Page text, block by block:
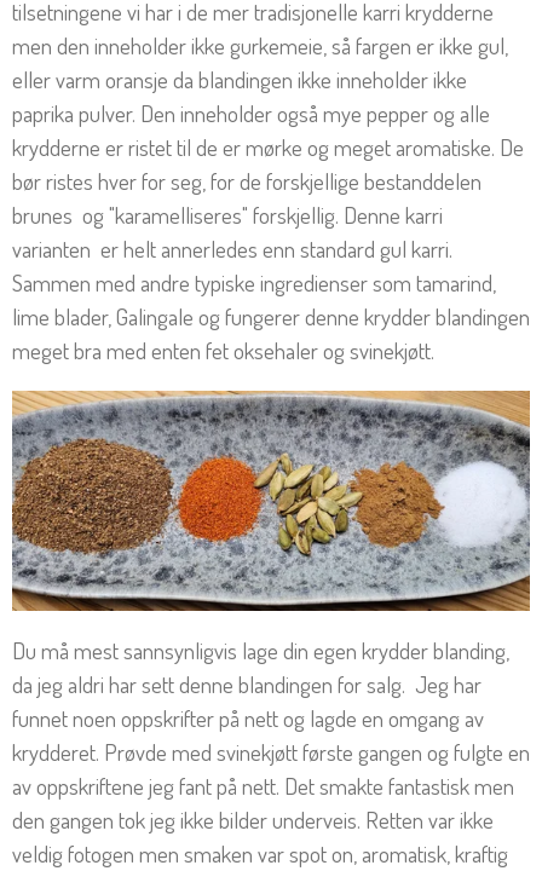
tilsetningene vi har i de mer tradisjonelle karri krydderne
men den inneholder ikke gurkemeie, så fargen er ikke gul,
eller varm oransje da blandingen ikke inneholder ikke
paprika pulver. Den inneholder også mye pepper og alle
krydderne er ristet til de er mørke og meget aromatiske. De
bør ristes hver for seg, for de forskjellige bestanddelen
brunes og "karamelliseres" forskjellig. Denne karri
varianten er helt annerledes enn standard gul karri.
Sammen med andre typiske ingredienser som tamarind,
lime blader, Galingale og fungerer denne krydder blandingen
meget bra med enten fet oksehaler og svinekjøtt.
Du må mest sannsynligvis lage din egen krydder blanding,
da jeg aldri har sett denne blandingen for salg. Jeg har
funnet noen oppskrifter på nett og lagde en omgang av
krydderet. Prøvde med svinekjøtt første gangen og fulgte en
av oppskriftene jeg fant på nett. Det smakte fantastisk men
den gangen tok jeg ikke bilder underveis. Retten var ikke
veldig fotogen men smaken var spot on, aromatisk, kraftig